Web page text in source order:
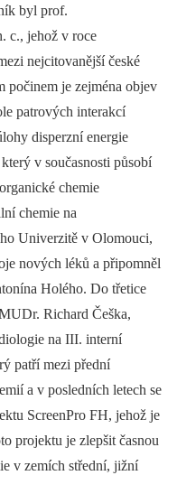
byl prof.
c., jehož v roce
nejcitovanější české
počinem je zejména objev
patrových interakcí
disperzní energie
v současnosti působí
chemie
chemie na
Univerzitě v Olomouci,
nových léků a připomněl
Holého. Do třetice
Richard Češka,
na III. interní
patří mezi přední
a v posledních letech se
ScreenPro FH, jehož je
projektu je zlepšit časnou
v zemích střední, jižní